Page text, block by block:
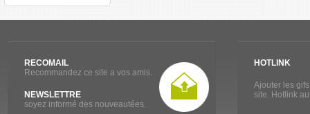
RECOMAIL
Recommandez ce site a vos amis.
NEWSLETTRE
soyez informé des nouveautées.
HOTLINK
Ajouter les
site. Hotlink